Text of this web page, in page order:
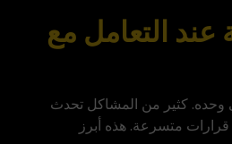
التعامل مع
وحده. كثير من المشاكل تحدث
متسرعة. هذه أبرز